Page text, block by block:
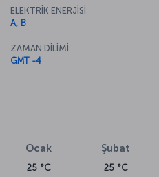
ELEKTRİK ENERJİSİ
A, B
ZAMAN DİLİMİ
GMT -4
Ocak
25 °C
Şubat
25 °C